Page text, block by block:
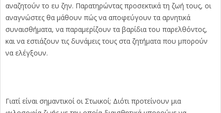
αναζητούν το ευ ζην. Παρατηρώντας προσεκτικά τη ζωή τους, οι
αναγνώστες θα μάθουν πώς να αποφεύγουν τα αρνητικά
συναισθήματα, να παραμερίζουν τα βαρίδια του παρελθόντος,
και να εστιάζουν τις δυνάμεις τους στα ζητήματα που μπορούν
να ελέγξουν.
Γιατί είναι σημαντικοί οι Στωικοί; Διότι προτείνουν μια